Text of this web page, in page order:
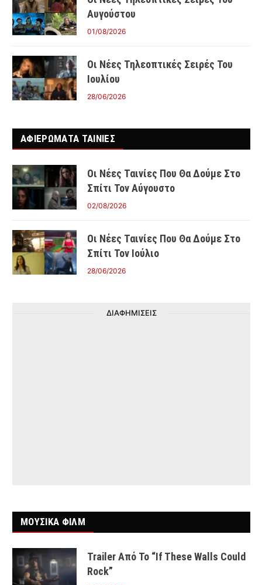
Αυγούστου
01/08/2026
Οι Νέες Τηλεοπτικές Σειρές Του
Ιουλίου
28/06/2026
ΑΦΙΕΡΩΜΑΤΑ ΤΑΙΝΊΕΣ
Οι Νέες Ταινίες Που Θα Δούμε Στο
Σπίτι Τον Αύγουστο
02/08/2026
Οι Νέες Ταινίες Που Θα Δούμε Στο
Σπίτι Τον Ιούλιο
28/06/2026
ΔΙΑΦΗΜΙΣΕΙΣ
ΜΟΥΣΙΚΑ ΦΙΛΜ
Trailer Από Το “If These Walls Could
Rock”